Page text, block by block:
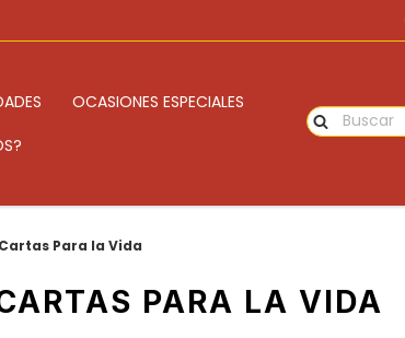
OCASIONES ESPECIALES
Cartas Para la Vida
PARA LA VIDA